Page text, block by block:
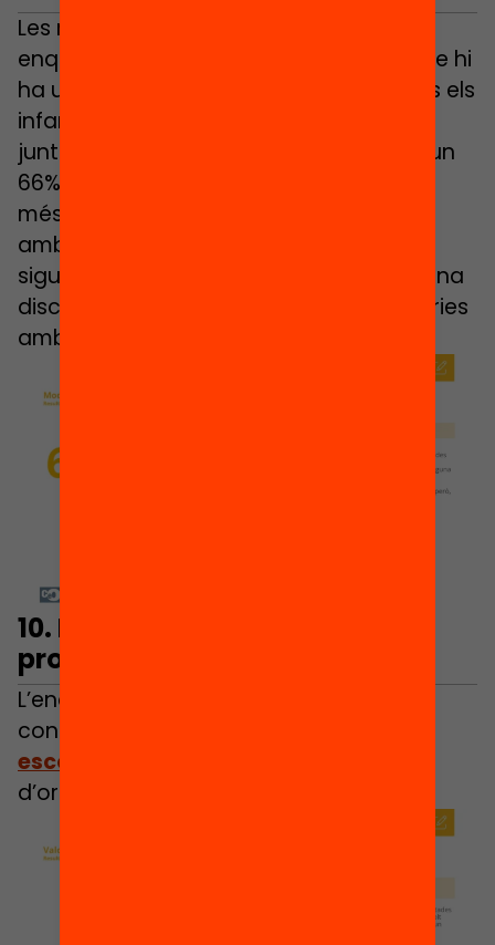
Les respostes de les persones
enquestades també posen de relleu que hi
ha una majoria social que creu que tots els
infants i joves han de poder aprendre
junts. L’enquesta del CEO destaca que un
66% de les persones enquestades està
més d’acord amb una escola inclusiva
amb tot l’alumnat i en què sempre que
sigui possible els infants que tenen alguna
discapacitat vagin a les escoles ordinàries
amb la resta de nens i nenes.
10. La segregació escolar, un
problema social
L’enquesta mostra que hi ha un ampli
consens en considerar la
escolar
d’origen) com un problema social.